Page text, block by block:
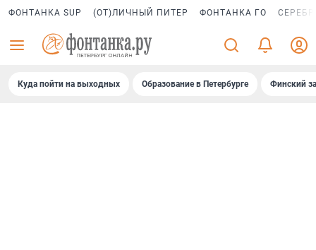
ФОНТАНКА SUP (ОТ)ЛИЧНЫЙ ПИТЕР ФОНТАНКА ГО
Куда пойти на выходных Образование в Петербурге Финский